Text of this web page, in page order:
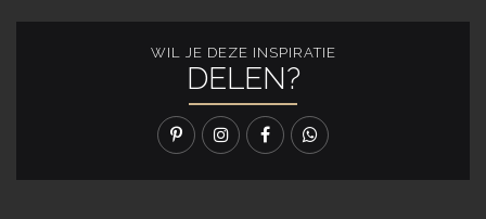
WIL JE DEZE INSPIRATIE
DELEN?